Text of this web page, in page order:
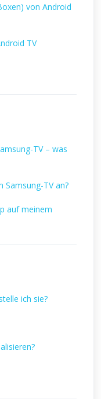
von Android
TV
TV – was
Samsung-TV an?
auf meinem
ich sie?